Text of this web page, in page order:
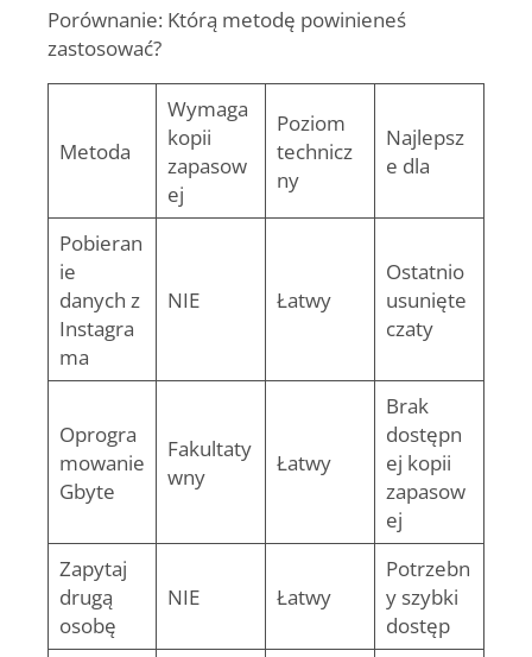
Porównanie: Którą metodę powinieneś
zastosować?
Metoda
Wymaga
kopii
zapasow
ej
Poziom
technicz
ny
Najlepsz
e dla
Pobieran
ie
danych z
Instagra
ma
NIE Łatwy
Ostatnio
usunięte
czaty
Oprogra
mowanie
Gbyte
Fakultaty
wny
Łatwy
Brak
dostępn
ej kopii
zapasow
ej
Zapytaj
drugą
osobę
NIE Łatwy
Potrzebn
y szybki
dostęp